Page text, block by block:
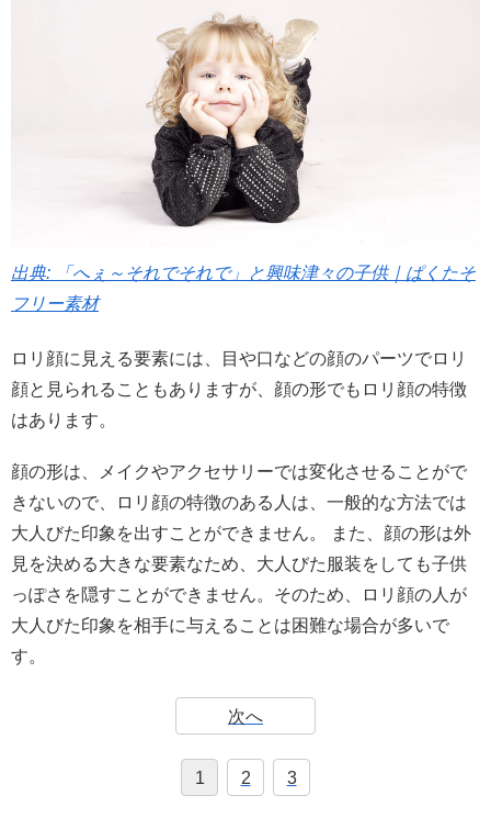
出典: 「へぇ～それでそれで」と興味津々の子供｜ぱくたそ
フリー素材
ロリ顔に見える要素には、目や口などの顔のパーツでロリ
顔と見られることもありますが、顔の形でもロリ顔の特徴
はあります。
顔の形は、メイクやアクセサリーでは変化させることがで
きないので、ロリ顔の特徴のある人は、一般的な方法では
大人びた印象を出すことができません。 また、顔の形は外
見を決める大きな要素なため、大人びた服装をしても子供
っぽさを隠すことができません。そのため、ロリ顔の人が
大人びた印象を相手に与えることは困難な場合が多いで
す。
次へ
1 2 3